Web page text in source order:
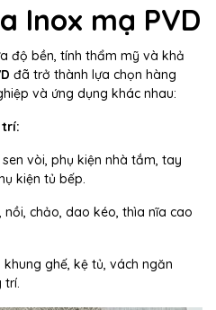
Inox mạ PVD
độ bền, tính thẩm mỹ và khả
đã trở thành lựa chọn hàng
và ứng dụng khác nhau:
trí:
vòi, phụ kiện nhà tắm, tay
kiện tủ bếp.
chảo, dao kéo, thìa nĩa cao
ghế, kệ tủ, vách ngăn
trí.